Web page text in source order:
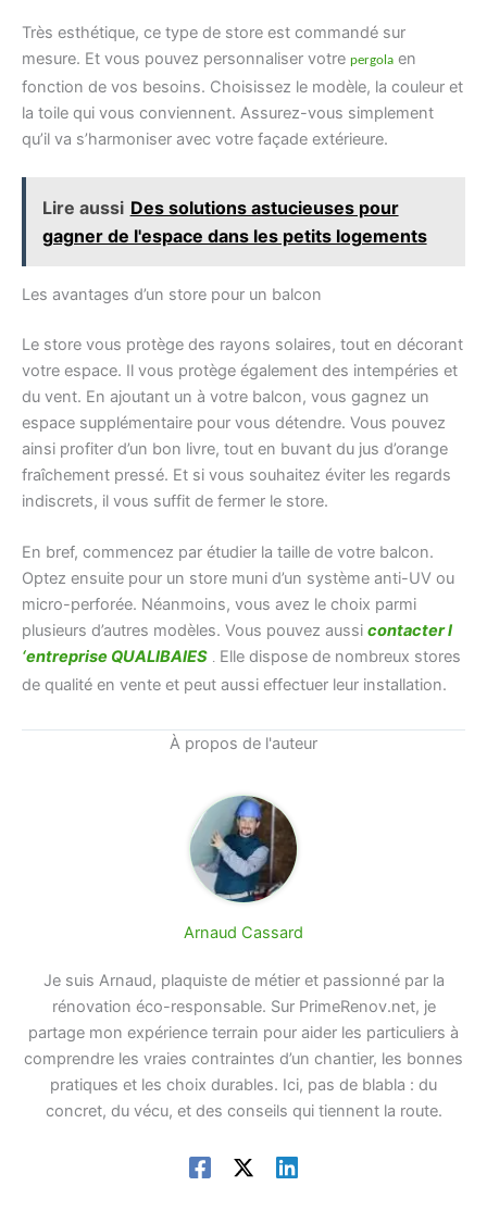
Très esthétique, ce type de store est commandé sur
mesure. Et vous pouvez personnaliser votre pergola en
fonction de vos besoins. Choisissez le modèle, la couleur et
la toile qui vous conviennent. Assurez-vous simplement
qu’il va s’harmoniser avec votre façade extérieure.
Lire aussi Des solutions astucieuses pour
gagner de l'espace dans les petits logements
Les avantages d’un store pour un balcon
Le store vous protège des rayons solaires, tout en décorant
votre espace. Il vous protège également des intempéries et
du vent. En ajoutant un à votre balcon, vous gagnez un
espace supplémentaire pour vous détendre. Vous pouvez
ainsi profiter d’un bon livre, tout en buvant du jus d’orange
fraîchement pressé. Et si vous souhaitez éviter les regards
indiscrets, il vous suffit de fermer le store.
En bref, commencez par étudier la taille de votre balcon.
Optez ensuite pour un store muni d’un système anti-UV ou
micro-perforée. Néanmoins, vous avez le choix parmi
plusieurs d’autres modèles. Vous pouvez aussi contacter l
‘entreprise QUALIBAIES . Elle dispose de nombreux stores
de qualité en vente et peut aussi effectuer leur installation.
À propos de l'auteur
Arnaud Cassard
Je suis Arnaud, plaquiste de métier et passionné par la
rénovation éco-responsable. Sur PrimeRenov.net, je
partage mon expérience terrain pour aider les particuliers à
comprendre les vraies contraintes d’un chantier, les bonnes
pratiques et les choix durables. Ici, pas de blabla : du
concret, du vécu, et des conseils qui tiennent la route.